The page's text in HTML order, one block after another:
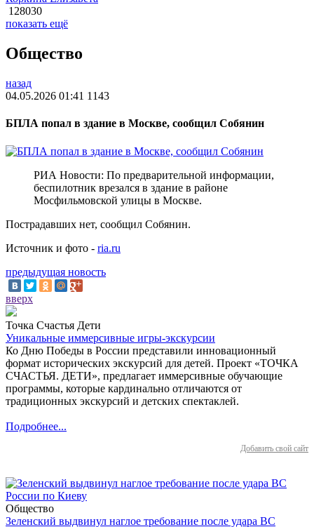
128030
показать ещё
Общество
назад
04.05.2026 01:41 1143
БПЛА попал в здание в Москве, сообщил Собянин
РИА Новости: По предварительной информации,
беспилотник врезался в здание в районе
Мосфильмовской улицы в Москве.
Пострадавших нет, сообщил Собянин.
Источник и фото - ria.ru
предыдущая новость
вверх
Точка Счастья Дети
Уникальные иммерсивные игры-экскурсии
Ко Дню Победы в России представили инновационный
формат исторических экскурсий для детей. Проект «ТОЧКА
СЧАСТЬЯ. ДЕТИ», предлагает иммерсивные обучающие
программы, которые кардинально отличаются от
традиционных экскурсий и детских спектаклей.
Подробнее...
Добавить свой сайт
Общество
Зеленский выдвинул наглое требование после удара ВС